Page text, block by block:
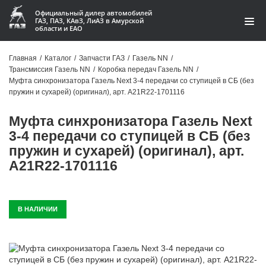
Официальный дилер автомобилей
ГАЗ, ПАЗ, КАвЗ, ЛиАЗ в Амурской
области и ЕАО
Акции
Контакты
Доставка
Статьи
Автомобили
Главная / Каталог / Запчасти ГАЗ / Газель NN /
Трансмиссия Газель NN / Коробка передач Газель NN /
Муфта синхронизатора Газель Next 3-4 передачи со ступицей в СБ (без
пружин и сухарей) (оригинал), арт. A21R22-1701116
Муфта синхронизатора Газель Next
3-4 передачи со ступицей в СБ (без
пружин и сухарей) (оригинал), арт.
A21R22-1701116
В НАЛИЧИИ